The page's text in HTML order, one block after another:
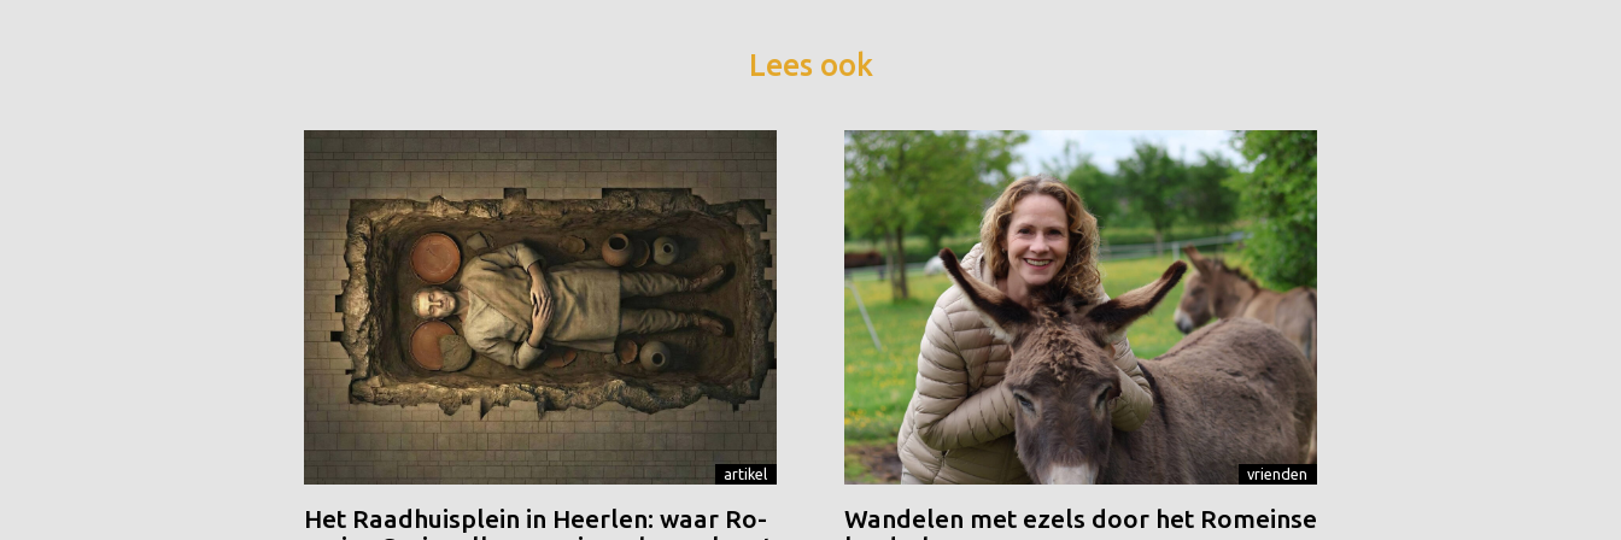
Lees ook
artikel
Het Raadhuisplein in Heerlen: waar Ro-
vrienden
Wandelen met ezels door het Romeinse